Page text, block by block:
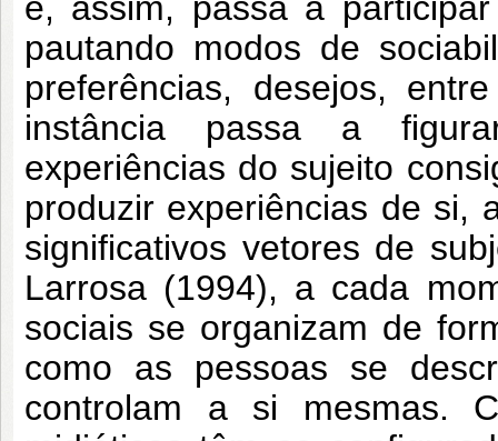
pautando modos de
preferências, desejos,
instância passa a
experiências do sujeito
produzir experiências de si,
significativos vetores de
Larrosa (1994), a cada
sociais se organizam de
como as pessoas se
controlam a si mesmas.